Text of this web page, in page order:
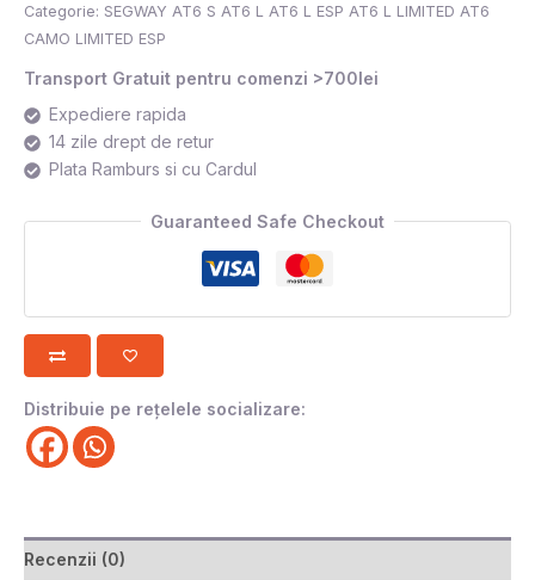
Categorie: SEGWAY AT6 S AT6 L AT6 L ESP AT6 L LIMITED AT6
CAMO LIMITED ESP
Transport Gratuit pentru comenzi >700lei
Expediere rapida
14 zile drept de retur
Plata Ramburs si cu Cardul
Guaranteed Safe Checkout
Distribuie pe rețelele socializare:
Recenzii (0)